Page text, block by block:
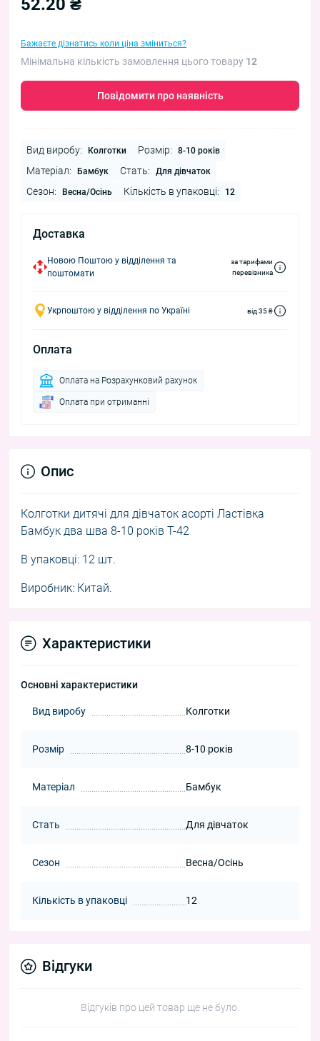
52.20 ₴
Бажаєте дізнатись коли ціна зміниться?
Мінімальна кількість замовлення цього товару 12
Повідомити про наявність
Вид виробу: Колготки Розмір: 8-10 років
Матеріал: Бамбук Стать: Для дівчаток
Сезон: Весна/Осінь Кількість в упаковці: 12
Доставка
Новою Поштою у відділення та
поштомати
за тарифами
перевізника
Укрпоштою у відділення по Україні від 35 ₴
Оплата
Оплата на Розрахунковий рахунок
Оплата при отриманні
Опис
Колготки дитячі для дівчаток асорті Ластівка
Бамбук два шва 8-10 років T-42
В упаковці: 12 шт.
Виробник: Китай.
Характеристики
Основні характеристики
Вид виробу Колготки
Розмір 8-10 років
Матеріал Бамбук
Стать Для дівчаток
Сезон Весна/Осінь
Кількість в упаковці 12
Відгуки
Відгуків про цей товар ще не було.